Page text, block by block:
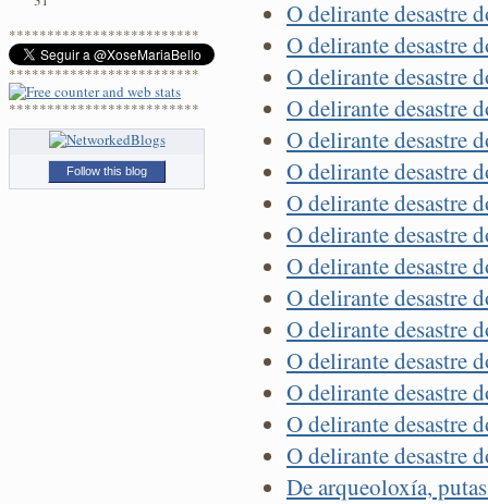
*************************
*************************
*************************
Follow this blog
O delirante desastre
O delirante desastre
O delirante desastre
O delirante desastre
O delirante desastre
O delirante desastre
O delirante desastre
O delirante desastre
O delirante desastre
O delirante desastre
O delirante desastre
O delirante desastre
O delirante desastre
O delirante desastre
O delirante desastre
De arqueoloxía,